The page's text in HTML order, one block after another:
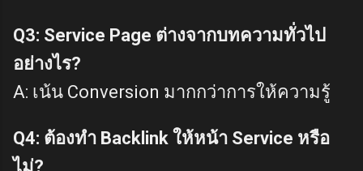
Q3: Service Page ต่างจากบทความทั่วไป
อย่างไร?
A: เน้น Conversion มากกว่าการให้ความรู้
Q4: ต้องทำ Backlink ให้หน้า Service หรือ
ไม่?